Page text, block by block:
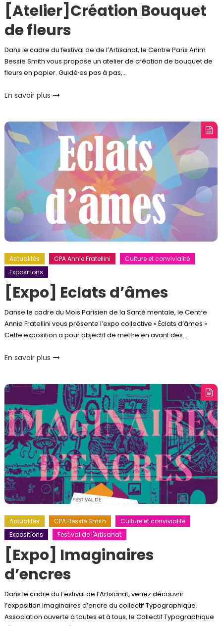
[Atelier]Création Bouquet
de fleurs
Dans le cadre du festival de de l’Artisanat, le Centre Paris Anim
Bessie Smith vous propose un atelier de création de bouquet de
fleurs en papier. Guidé·es pas à pas,…
En savoir plus
Actualités CPA Annie Fratellini
Culture et convivialité
Expositions
[Expo] Eclats d’âmes
Danse le cadre du Mois Parisien de la Santé mentale, le Centre
Annie Fratellini vous présente l’expo collective « Éclats d’âmes »
Cette exposition a pour objectif de mettre en avant des…
En savoir plus
Actualités CPA Bessie Smith
Culture et convivialité
Expositions
Festival de l'Artisanat
[Expo] Imaginaires
d’encres
Dans le cadre du Festival de l’Artisanat, venez découvrir
l’exposition Imaginaires d’encre du collectif Typographique.
Association ouverte à toutes et à tous, le Collectif Typographique